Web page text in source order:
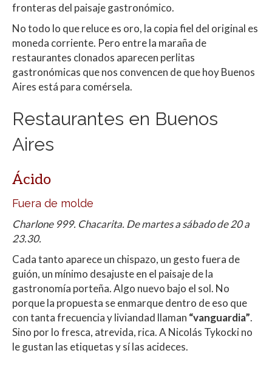
fronteras del paisaje gastronómico.
No todo lo que reluce es oro, la copia fiel del original es
moneda corriente. Pero entre la maraña de
restaurantes clonados aparecen perlitas
gastronómicas que nos convencen de que hoy Buenos
Aires está para comérsela.
Restaurantes en Buenos
Aires
Ácido
Fuera de molde
Charlone 999. Chacarita. De martes a sábado de 20 a
23.30.
Cada tanto aparece un chispazo, un gesto fuera de
guión, un mínimo desajuste en el paisaje de la
gastronomía porteña. Algo nuevo bajo el sol. No
porque la propuesta se enmarque dentro de eso que
con tanta frecuencia y liviandad llaman “vanguardia”.
Sino por lo fresca, atrevida, rica. A Nicolás Tykocki no
le gustan las etiquetas y sí las acideces.